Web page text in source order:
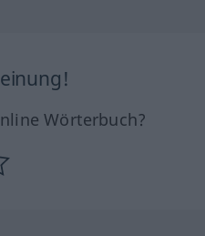
Wörterbuch?